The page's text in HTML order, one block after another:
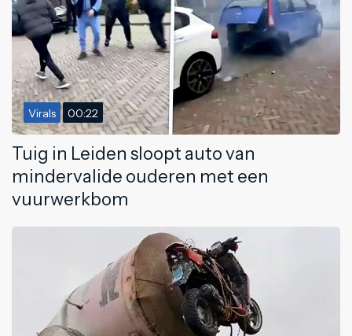
Virals 00:22
Tuig in Leiden sloopt auto van
mindervalide ouderen met een
vuurwerkbom